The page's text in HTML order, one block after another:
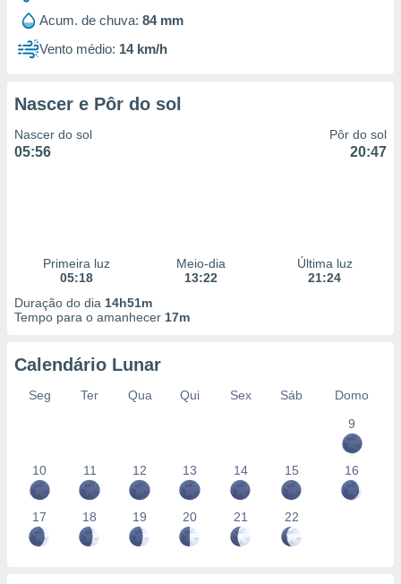
Acum. de chuva: 84 mm
Vento médio: 14 km/h
Nascer e Pôr do sol
Nascer do sol
05:56
Pôr do sol
20:47
Primeira luz
05:18
Meio-dia
13:22
Última luz
21:24
Duração do dia 14h51m
Tempo para o amanhecer 17m
Calendário Lunar
Seg Ter Qua Qui Sex Sáb
Domo
9
10 11 12 13 14 15 16
17 18 19 20 21 22